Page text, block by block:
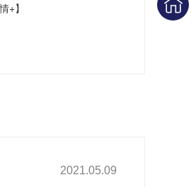
+】
2021.05.09